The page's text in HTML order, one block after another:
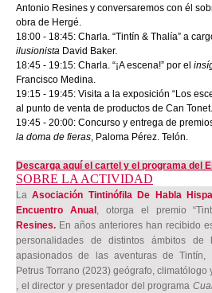
Antonio Resines y conversaremos con él
obra de Hergé.
18:00 - 18:45: Charla. “Tintín & Thalía” a
ilusionista David Baker.
18:45 - 19:15: Charla. “¡A escena!” por el
Francisco Medina.
19:15 - 19:45: Visita a la exposición “Los
al punto de venta de productos de Can Tonet.
19:45 - 20:00: Concurso y entrega de
la doma de fieras, Paloma Pérez. Telón.
Descarga aquí el cartel y el programa del
SOBRE LA ACTIVIDAD
LaAsociación Tintinófila De Habla
Encuentro Anual , otorga el premio
Resines. En años anteriores han recibido
personalidades de distintos ámbitos
apasionados de las aventuras de Tintín,
Petrus Torrano (2023) geógrafo, climatólogo
, el director y presentador del programa